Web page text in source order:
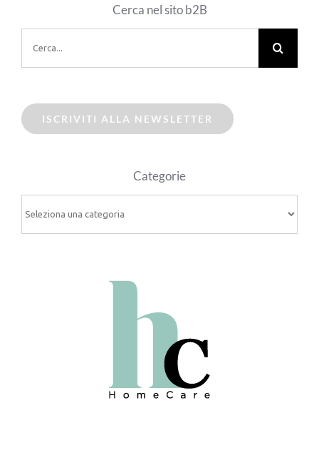
Cerca nel sito b2B
per:
ISCRIVITI ALLA NEWSLETTER
Categorie